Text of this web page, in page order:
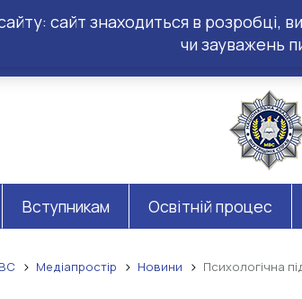
сайт знаходиться в розробці,
чи зауважень
Вступникам Освітній процес
Медіапростір Новини Психологічна